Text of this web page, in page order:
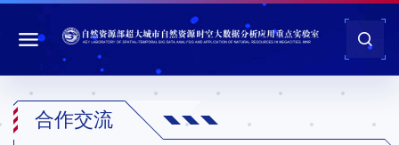
合作交流